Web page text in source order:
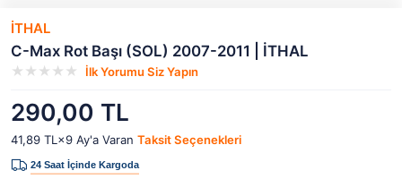
İTHAL
C-Max Rot Başı (SOL) 2007-2011 | İTHAL
İlk Yorumu Siz Yapın
290,00 TL
41,89 TL×9 Ay'a Varan Taksit Seçenekleri